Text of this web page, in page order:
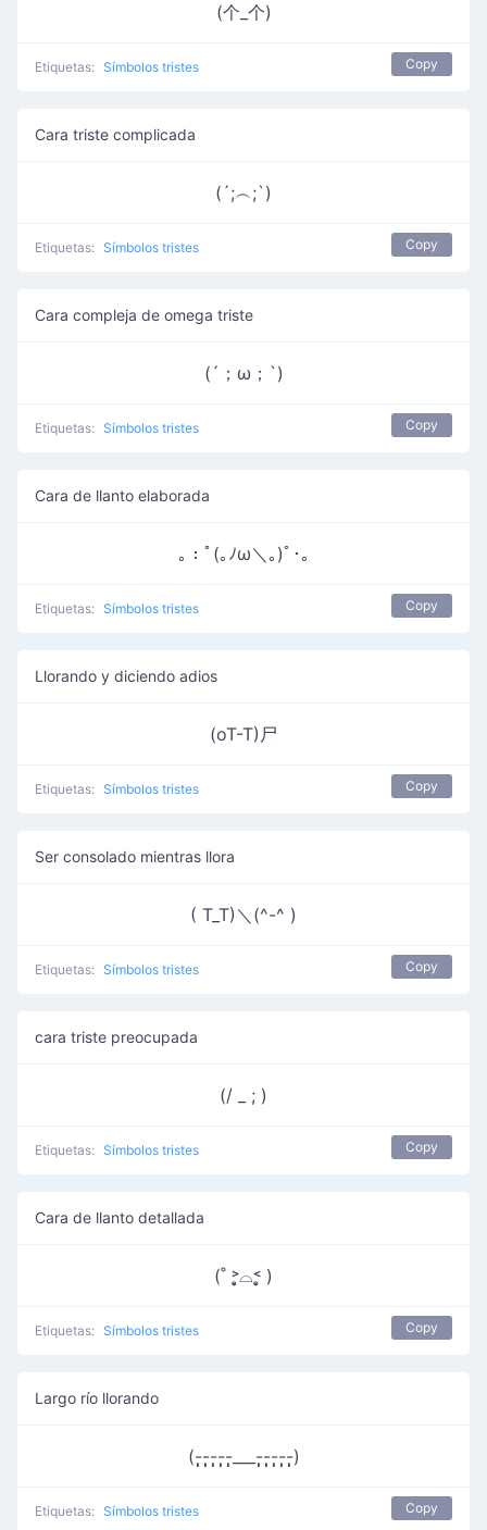
(个_个)
Etiquetas: Símbolos tristes Copy
Cara triste complicada
(´;︵;`)
Etiquetas: Símbolos tristes Copy
Cara compleja de omega triste
(´；ω；`)
Etiquetas: Símbolos tristes Copy
Cara de llanto elaborada
｡：ﾟ(｡ﾉω＼｡)ﾟ･｡
Etiquetas: Símbolos tristes Copy
Llorando y diciendo adios
(oT-T)尸
Etiquetas: Símbolos tristes Copy
Ser consolado mientras llora
( T_T)＼(^-^ )
Etiquetas: Símbolos tristes Copy
cara triste preocupada
(/ _ ; )
Etiquetas: Símbolos tristes Copy
Cara de llanto detallada
(˚ ˃̣̣̥⌓˂̣̣̥ )
Etiquetas: Símbolos tristes Copy
Largo río llorando
(-̩̩̩-̩̩̩-̩̩̩-̩̩̩-̩̩̩___-̩̩̩-̩̩̩-̩̩̩-̩̩̩-̩̩̩)
Etiquetas: Símbolos tristes Copy